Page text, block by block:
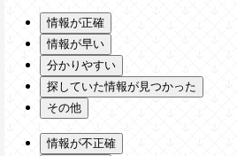
情報が正確
情報が早い
分かりやすい
探していた情報が見つかった
その他
情報が不正確